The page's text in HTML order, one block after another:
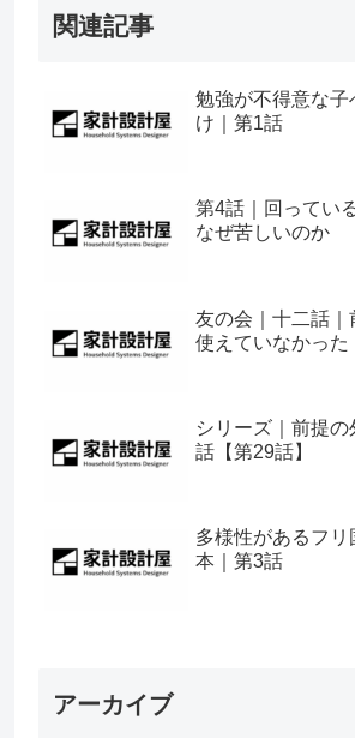
関連記事
勉強が不得意な子
け｜第1話
第4話｜回ってい
なぜ苦しいのか
友の会｜十二話｜
使えていなかった
シリーズ｜前提の
話【第29話】
多様性があるフリ
本｜第3話
アーカイブ